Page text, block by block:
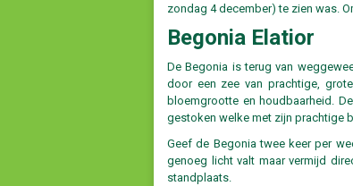
zondag 4 december) te zien was.
Begonia Elatior
De Begonia is terug van
door een zee van prachtige,
bloemgrootte en houdbaarheid.
gestoken welke met zijn prachtige
Geef de Begonia twee keer per
genoeg licht valt maar vermijd
standplaats.